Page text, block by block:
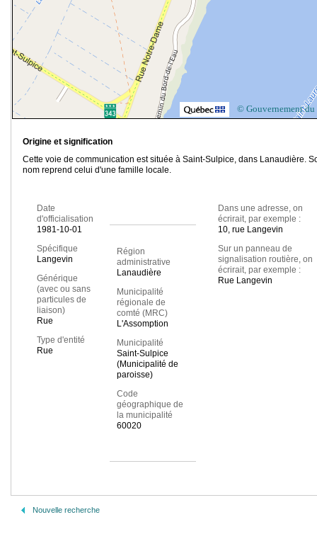
© Gouvernement du
Origine et signification
Cette voie de communication est située à Saint-Sulpice, dans Lanaudière.
nom reprend celui d'une famille locale.
Date
d'officialisation
1981-10-01
Spécifique
Langevin
Générique
(avec ou sans
particules de
liaison)
Rue
Type d'entité
Rue
Région
administrative
Lanaudière
Municipalité
régionale de
comté (MRC)
L'Assomption
Municipalité
Saint-Sulpice
(Municipalité de
paroisse)
Code
géographique de
la municipalité
60020
Dans une adresse, on
écrirait, par exemple :
10, rue Langevin
Sur un panneau de
signalisation routière, on
écrirait, par exemple :
Rue Langevin
Nouvelle recherche